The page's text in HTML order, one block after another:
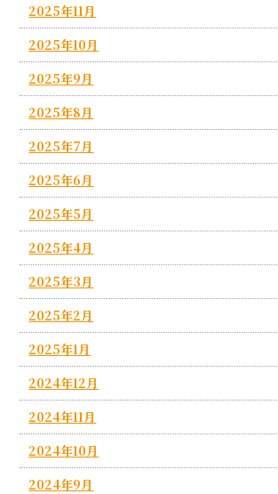
2025年11月
2025年10月
2025年9月
2025年8月
2025年7月
2025年6月
2025年5月
2025年4月
2025年3月
2025年2月
2025年1月
2024年12月
2024年11月
2024年10月
2024年9月